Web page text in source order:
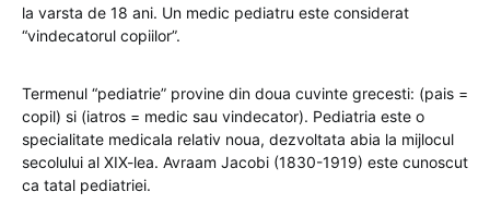
la varsta de 18 ani. Un medic pediatru este considerat
“vindecatorul copiilor”.
Termenul “pediatrie” provine din doua cuvinte grecesti: (pais =
copil) si (iatros = medic sau vindecator). Pediatria este o
specialitate medicala relativ noua, dezvoltata abia la mijlocul
secolului al XIX-lea. Avraam Jacobi (1830-1919) este cunoscut
ca tatal pediatriei.